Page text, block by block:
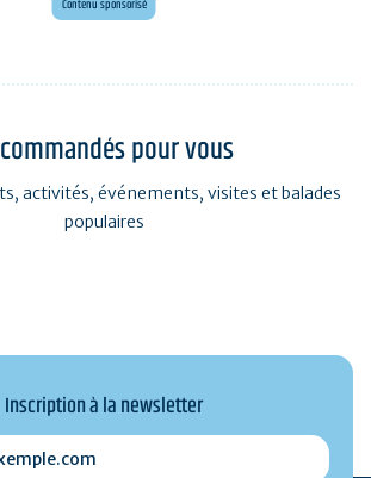
Contenu sponsorisé
pour vous
activités, événements, visites et balades
populaires
Inscription à la newsletter